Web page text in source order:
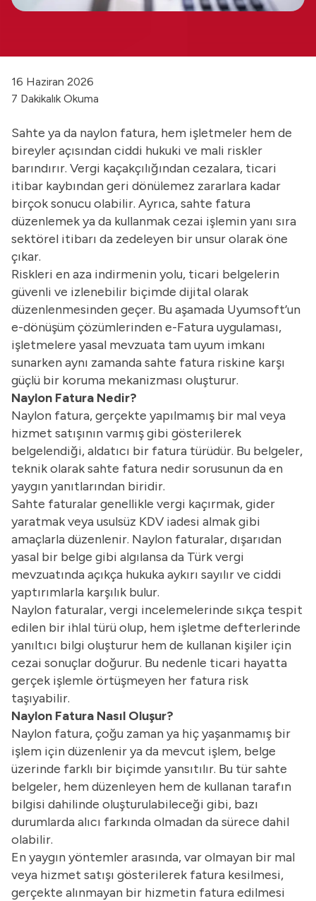
16 Haziran 2026
7 Dakikalık Okuma
Sahte ya da naylon fatura, hem işletmeler hem de
bireyler açısından ciddi hukuki ve mali riskler
barındırır. Vergi kaçakçılığından cezalara, ticari
itibar kaybından geri dönülemez zararlara kadar
birçok sonucu olabilir. Ayrıca, sahte fatura
düzenlemek ya da kullanmak cezai işlemin yanı sıra
sektörel itibarı da zedeleyen bir unsur olarak öne
çıkar.
Riskleri en aza indirmenin yolu, ticari belgelerin
güvenli ve izlenebilir biçimde dijital olarak
düzenlenmesinden geçer. Bu aşamada Uyumsoft’un
e-dönüşüm çözümlerindene-Fatura uygulaması,
işletmelere yasal mevzuata tam uyum imkanı
sunarken aynı zamanda sahte fatura riskine karşı
güçlü bir koruma mekanizması oluşturur.
Naylon Fatura Nedir?
Naylon fatura, gerçekte yapılmamış bir mal veya
hizmet satışının varmış gibi gösterilerek
belgelendiği, aldatıcı bir fatura türüdür. Bu belgeler,
teknik olarak sahte fatura nedir sorusunun da en
yaygın yanıtlarından biridir.
Sahte faturalar genellikle vergi kaçırmak, gider
yaratmak veya usulsüz KDV iadesi almak gibi
amaçlarla düzenlenir. Naylon faturalar, dışarıdan
yasal bir belge gibi algılansa da Türk vergi
mevzuatında açıkça hukuka aykırı sayılır ve ciddi
yaptırımlarla karşılık bulur.
Naylon faturalar, vergi incelemelerinde sıkça tespit
edilen bir ihlal türü olup, hem işletme defterlerinde
yanıltıcı bilgi oluşturur hem de kullanan kişiler için
cezai sonuçlar doğurur. Bu nedenle ticari hayatta
gerçek işlemle örtüşmeyen her fatura risk
taşıyabilir.
Naylon Fatura Nasıl Oluşur?
Naylon fatura, çoğu zaman ya hiç yaşanmamış bir
işlem için düzenlenir ya da mevcut işlem, belge
üzerinde farklı bir biçimde yansıtılır. Bu tür sahte
belgeler, hem düzenleyen hem de kullanan tarafın
bilgisi dahilinde oluşturulabileceği gibi, bazı
durumlarda alıcı farkında olmadan da sürece dahil
olabilir.
En yaygın yöntemler arasında, var olmayan bir mal
veya hizmet satışı gösterilerek fatura kesilmesi,
gerçekte alınmayan bir hizmetin fatura edilmesi